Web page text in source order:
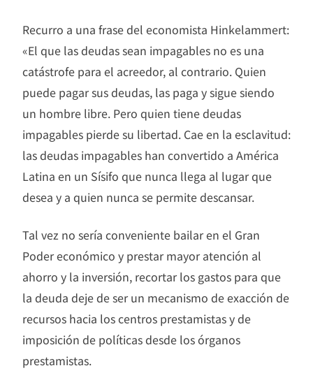
Recurro a una frase del economista Hinkelammert:
«El que las deudas sean impagables no es una
catástrofe para el acreedor, al contrario. Quien
puede pagar sus deudas, las paga y sigue siendo
un hombre libre. Pero quien tiene deudas
impagables pierde su libertad. Cae en la esclavitud:
las deudas impagables han convertido a América
Latina en un Sísifo que nunca llega al lugar que
desea y a quien nunca se permite descansar.
Tal vez no sería conveniente bailar en el Gran
Poder económico y prestar mayor atención al
ahorro y la inversión, recortar los gastos para que
la deuda deje de ser un mecanismo de exacción de
recursos hacia los centros prestamistas y de
imposición de políticas desde los órganos
prestamistas.